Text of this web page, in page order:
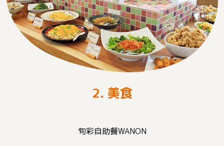
2. 美食
旬彩自助餐WANON